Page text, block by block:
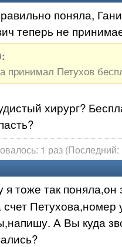
поняла,
теперь не
принимал Петухов
хирург?
1 раз
я тоже так
Петухова,номер
А Вы куда